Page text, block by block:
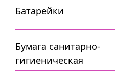
Батарейки
Бумага санитарно-
гигиеническая